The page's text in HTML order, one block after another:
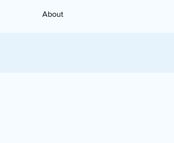
About